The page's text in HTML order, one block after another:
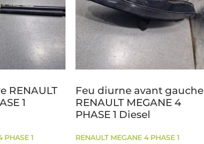
RENAULT
1
PHASE 1
Feu diurne avant gauche
RENAULT MEGANE 4
PHASE 1 Diesel
RENAULT MEGANE 4 PHASE 1